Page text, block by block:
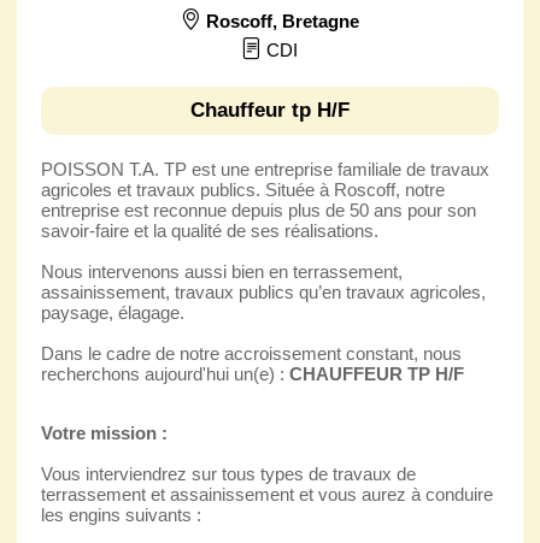
Roscoff, Bretagne
CDI
Chauffeur tp H/F
POISSON T.A. TP est une entreprise familiale de travaux
agricoles et travaux publics. Située à Roscoff, notre
entreprise est reconnue depuis plus de 50 ans pour son
savoir-faire et la qualité de ses réalisations.
Nous intervenons aussi bien en terrassement,
assainissement, travaux publics qu’en travaux agricoles,
paysage, élagage.
Dans le cadre de notre accroissement constant, nous
recherchons aujourd'hui un(e) : CHAUFFEUR TP H/F
Votre mission :
Vous interviendrez sur tous types de travaux de
terrassement et assainissement et vous aurez à conduire
les engins suivants :